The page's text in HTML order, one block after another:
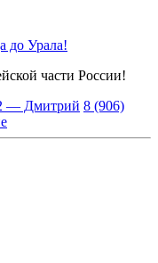
до Урала!
части России!
— Дмитрий 8 (906)